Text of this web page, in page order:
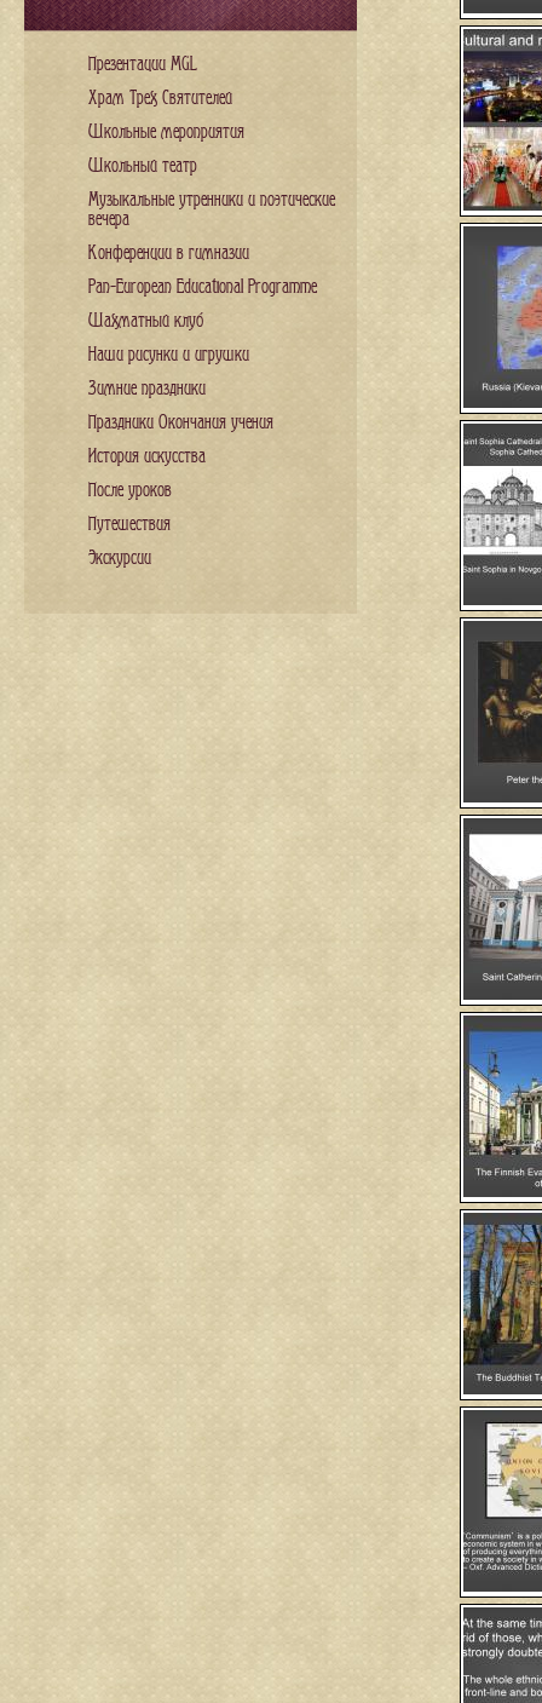
Презентации MGL
Храм Трех Святителей
Школьные мероприятия
Школьный театр
Музыкальные утренники и поэтические
вечера
Конференции в гимназии
Pan-European Educational Programme
Шахматный клуб
Наши рисунки и игрушки
Зимние праздники
Праздники Окончания учения
История искусства
После уроков
Путешествия
Экскурсии